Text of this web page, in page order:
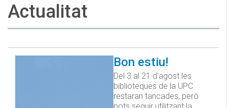
Actualitat
Bon estiu!
Del 3 al 21 d'agost les
biblioteques de la UPC
restaran tancades, però